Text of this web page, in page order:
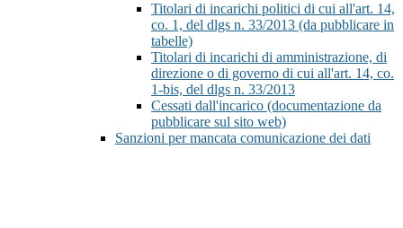
Titolari di incarichi politici di cui all'art. 14,
co. 1, del dlgs n. 33/2013 (da pubblicare in
tabelle)
Titolari di incarichi di amministrazione, di
direzione o di governo di cui all'art. 14, co.
1-bis, del dlgs n. 33/2013
Cessati dall'incarico (documentazione da
pubblicare sul sito web)
Sanzioni per mancata comunicazione dei dati